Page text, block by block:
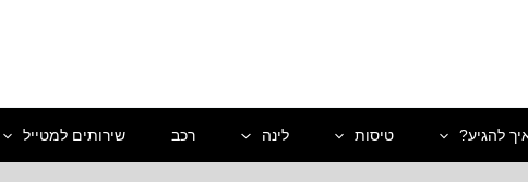
להגיע? טיסות לינה רכב שירותים למטייל